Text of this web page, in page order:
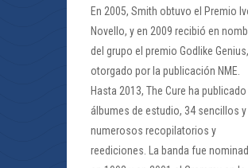
En 2005, Smith obtuvo el Premio
Novello, y en 2009 recibió en
del grupo el premio Godlike Genius,
otorgado por la publicación NME.
Hasta 2013, The Cure ha publicado
álbumes de estudio, 34 sencillos y
numerosos recopilatorios y
reediciones. La banda fue